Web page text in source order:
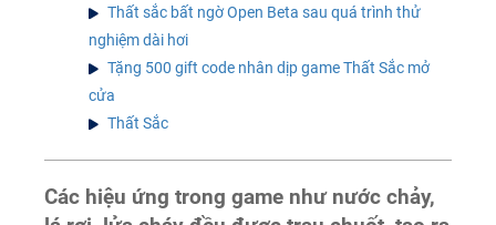
Thất sắc bất ngờ Open Beta sau quá trình thử
nghiệm dài hơi
Tặng 500 gift code nhân dịp game Thất Sắc mở
cửa
Thất Sắc
Các hiệu ứng trong game như nước chảy,